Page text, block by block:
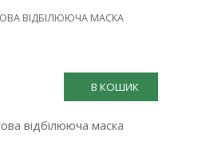
ВІДБІЛЮЮЧА МАСКА
В КОШИК